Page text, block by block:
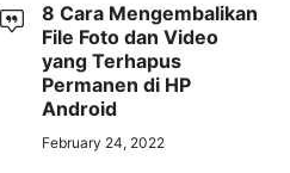
8 Cara Mengembalikan
File Foto dan Video
yang Terhapus
Permanen di HP
Android
February 24, 2022